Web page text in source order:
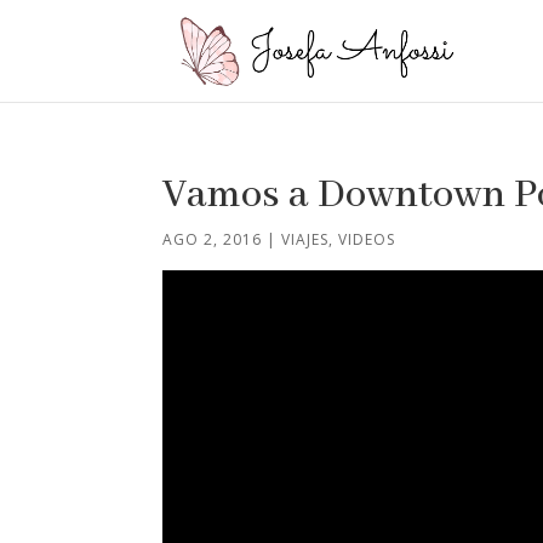
Vamos a Downtown
AGO 2, 2016 |VIAJES,VIDEOS